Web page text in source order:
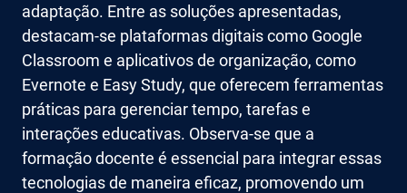
adaptação. Entre as soluções apresentadas,
destacam-se plataformas digitais como Google
Classroom e aplicativos de organização, como
Evernote e Easy Study, que oferecem ferramentas
práticas para gerenciar tempo, tarefas e
interações educativas. Observa-se que a
formação docente é essencial para integrar essas
tecnologias de maneira eficaz, promovendo um